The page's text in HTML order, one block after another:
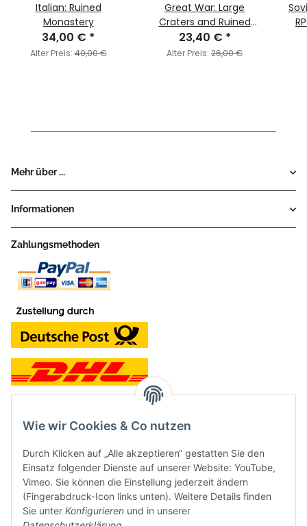
Italian: Ruined
Monastery
34,00 € *
Alter Preis:40,00 €
Great War: Large
Craters and Ruined
House
23,40 € *
Alter Preis: 26,00 €
Mehr über ...
Informationen
Zahlungsmethoden
Neben dem Onlineshop haben wir ein Ladengeschäft in Hütten:
Frontline Games
Färbereiweg 3A
24358 Hütten
Wie wir Cookies & Co nutzen
Durch Klicken auf „Alle akzeptieren“ gestatten Sie den
Einsatz folgender Dienste auf unserer Website: YouTube,
Vimeo. Sie können die Einstellung jederzeit ändern
(Fingerabdruck-Icon links unten). Weitere Details finden
Sie unter Konfigurieren und in unserer